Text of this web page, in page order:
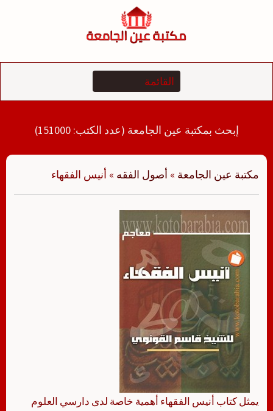
إبحث بمكتبة عين الجامعة (عدد الكتب: 151000)
مكتبة عين الجامعة » أصول الفقه » أنيس الفقهاء
يمثل كتاب أنيس الفقهاء أهمية خاصة لدى دارسي العلوم